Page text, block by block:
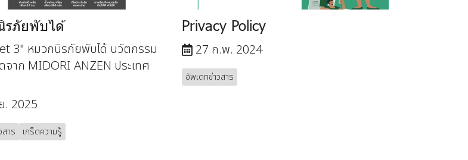
รภัยพับได้
3" หมวกนิรภัยพับได้ นวัตกรรม
จาก MIDORI ANZEN ประเทศ
. 2025
าร เกร็ดความรู้
Privacy Policy
27 ก.พ. 2024
อัพเดทข่าวสาร